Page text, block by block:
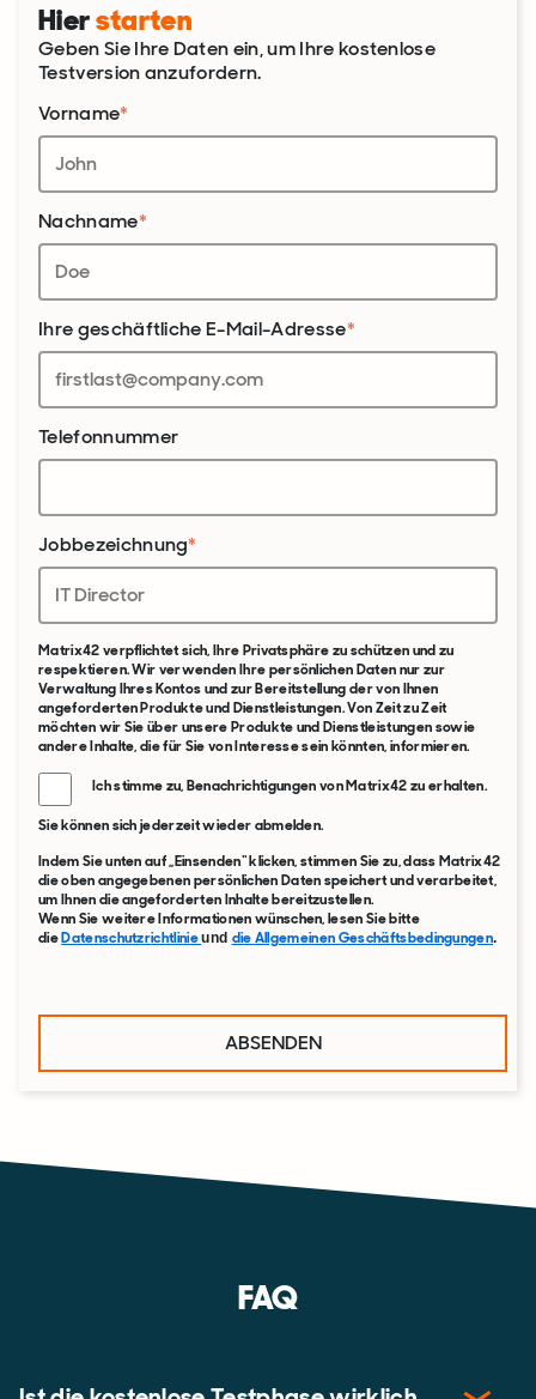
Hierstarten
Geben Sie Ihre Daten ein, um Ihre kostenlose
Testversion anzufordern.
Vorname*
Nachname*
Ihre geschäftliche E-Mail-Adresse*
Telefonnummer
Jobbezeichnung*
Matrix42 verpflichtet sich, Ihre Privatsphäre zu schützen und zu
respektieren. Wir verwenden Ihre persönlichen Daten nur zur
Verwaltung Ihres Kontos und zur Bereitstellung der von Ihnen
angeforderten Produkte und Dienstleistungen. Von Zeit zu Zeit
möchten wir Sie über unsere Produkte und Dienstleistungen sowie
andere Inhalte, die für Sie von Interesse sein könnten, informieren.
Ich stimme zu, Benachrichtigungen von Matrix42 zu erhalten.
Sie können sich jederzeit wieder abmelden.
Indem Sie unten auf „Einsenden“ klicken, stimmen Sie zu, dass Matrix42
die oben angegebenen persönlichen Daten speichert und verarbeitet,
um Ihnen die angeforderten Inhalte bereitzustellen.
Wenn Sie weitere Informationen wünschen, lesen Sie bitte
dieDatenschutzrichtlinieund die Allgemeinen Geschäftsbedingungen.
FAQ